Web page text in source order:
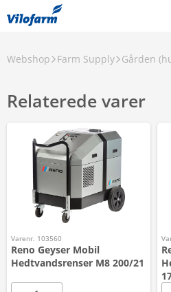
Webshop Farm Supply Gården
Relaterede varer
Varenr. 103560
Reno Geyser Mobil
Hedtvandsrenser M8 200/21